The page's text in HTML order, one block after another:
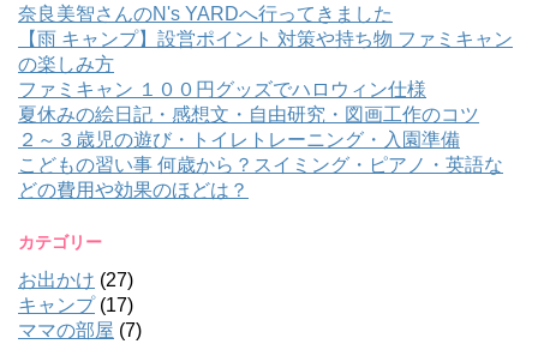
奈良美智さんのN's YARDへ行ってきました
【雨 キャンプ】設営ポイント 対策や持ち物 ファミキャン
の楽しみ方
ファミキャン １００円グッズでハロウィン仕様
夏休みの絵日記・感想文・自由研究・図画工作のコツ
２～３歳児の遊び・トイレトレーニング・入園準備
こどもの習い事 何歳から？スイミング・ピアノ・英語な
どの費用や効果のほどは？
カテゴリー
お出かけ (27)
キャンプ(17)
ママの部屋 (7)